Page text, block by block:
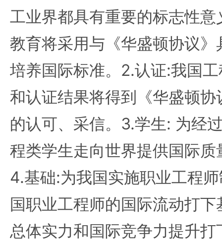
工业界都具有重要的标志性意
教育将采用与《华盛顿协议
培养国际标准。2.认证:我国
和认证结果将得到《华盛顿
的认可、采信。3.学生: 为经
程类学生走向世界提供国际质
4.基础:为我国实施职业工程
国职业工程师的国际流动打
总体实力和国际竞争力提升打